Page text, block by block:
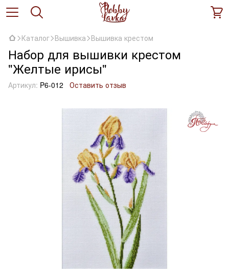
Каталог Вышивка Вышивка крестом
Набор для вышивки крестом
"Желтые ирисы"
Артикул: P6-012 Оставить отзыв